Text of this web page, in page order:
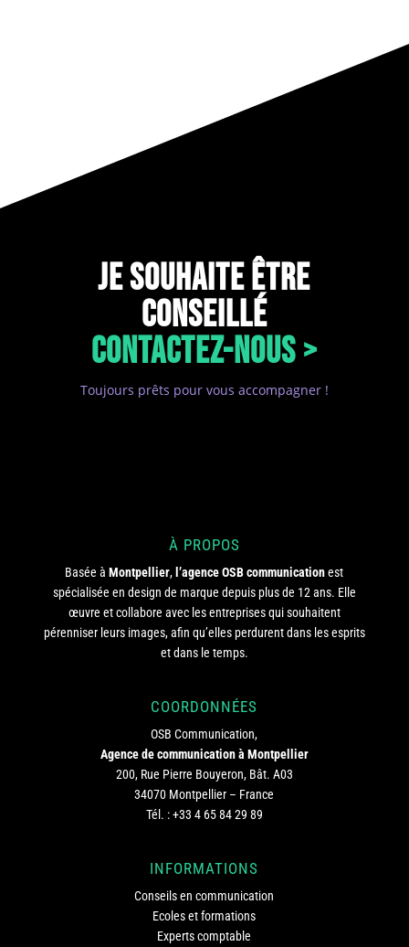
JE SOUHAITE ÊTRE
CONSEILLÉ
CONTACTEZ-NOUS >
Toujours prêts pour vous accompagner !
À PROPOS
Basée àMontpellier, l’agence OSB communicationest
spécialisée en design de marque depuis plus de 12 ans. Elle
œuvre et collabore avec les entreprises qui souhaitent
pérenniser leurs images, afin qu’elles perdurent dans les esprits
et dans le temps.
COORDONNÉES
OSB Communication,
Agence de communication à Montpellier
200, Rue Pierre Bouyeron, Bât. A03
34070 Montpellier – France
Tél. :+33 4 65 84 29 89
INFORMATIONS
Conseils en communication
Ecoles et formations
Experts comptable